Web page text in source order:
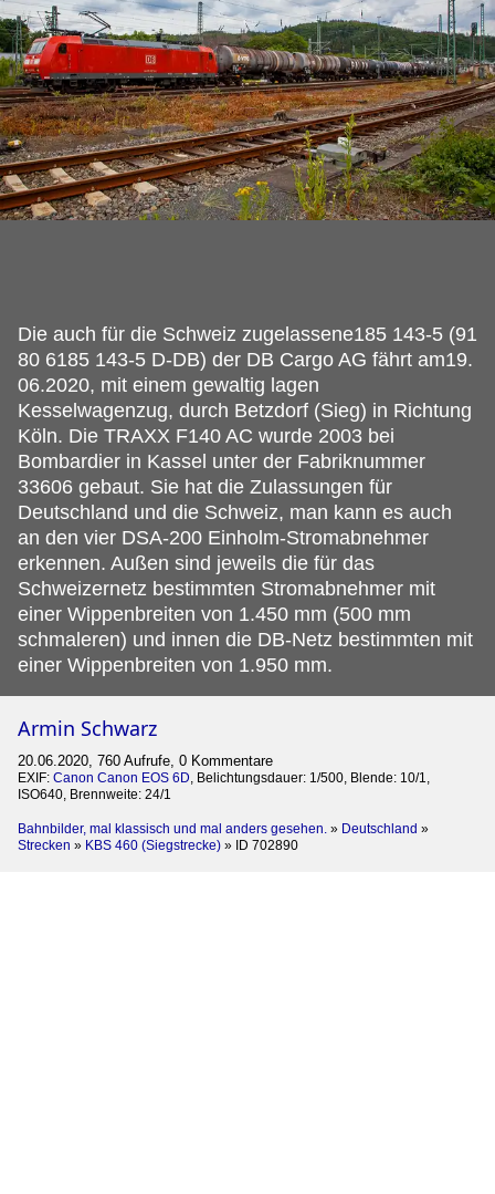
Die auch für die Schweiz zugelassene185 143-5 (91
80 6185 143-5 D-DB) der DB Cargo AG fährt am19.
06.2020, mit einem gewaltig lagen
Kesselwagenzug, durch Betzdorf (Sieg) in Richtung
Köln. Die TRAXX F140 AC wurde 2003 bei
Bombardier in Kassel unter der Fabriknummer
33606 gebaut. Sie hat die Zulassungen für
Deutschland und die Schweiz, man kann es auch
an den vier DSA-200 Einholm-Stromabnehmer
erkennen. Außen sind jeweils die für das
Schweizernetz bestimmten Stromabnehmer mit
einer Wippenbreiten von 1.450 mm (500 mm
schmaleren) und innen die DB-Netz bestimmten mit
einer Wippenbreiten von 1.950 mm.
Armin Schwarz
20.06.2020, 760 Aufrufe, 0 Kommentare
EXIF: Canon Canon EOS 6D, Belichtungsdauer: 1/500, Blende: 10/1,
ISO640, Brennweite: 24/1
Bahnbilder, mal klassisch und mal anders gesehen. » Deutschland »
Strecken » KBS 460 (Siegstrecke) » ID 702890